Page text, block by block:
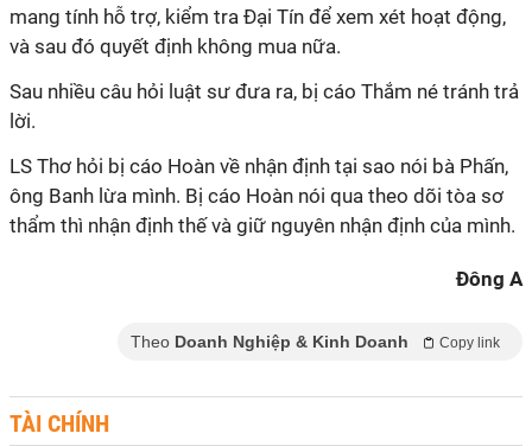
mang tính hỗ trợ, kiểm tra Đại Tín để xem xét hoạt động,
và sau đó quyết định không mua nữa.
Sau nhiều câu hỏi luật sư đưa ra, bị cáo Thắm né tránh trả
lời.
LS Thơ hỏi bị cáo Hoàn về nhận định tại sao nói bà Phấn,
ông Banh lừa mình. Bị cáo Hoàn nói qua theo dõi tòa sơ
thẩm thì nhận định thế và giữ nguyên nhận định của mình.
Đông A
Theo Doanh Nghiệp & Kinh Doanh Copy link
TÀI CHÍNH